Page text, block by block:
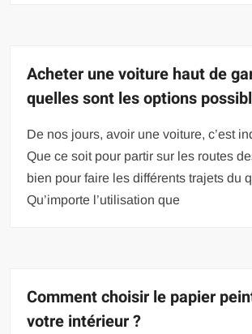
Acheter une voiture haut de
quelles sont les options
De nos jours, avoir une voiture, c’est
Que ce soit pour partir sur les routes
bien pour faire les différents trajets du
Qu’importe l’utilisation que
Comment choisir le papier
votre intérieur ?